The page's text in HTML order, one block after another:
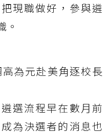
現職做好，參與遴
。
為元赴美角逐校長
選流程早在數月前
為決選者的消息也